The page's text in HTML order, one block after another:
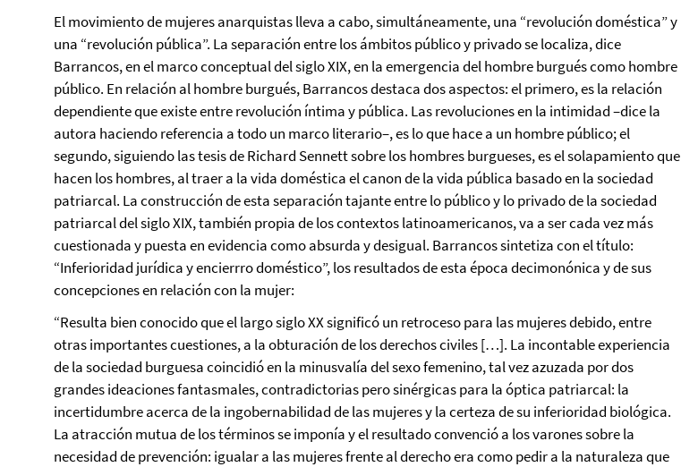
El movimiento de mujeres anarquistas lleva a cabo, simultáneamente, una “revolución doméstica” y
una “revolución pública”. La separación entre los ámbitos público y privado se localiza, dice
Barrancos, en el marco conceptual del siglo XIX, en la emergencia del hombre burgués como hombre
público. En relación al hombre burgués, Barrancos destaca dos aspectos: el primero, es la relación
dependiente que existe entre revolución íntima y pública. Las revoluciones en la intimidad –dice la
autora haciendo referencia a todo un marco literario–, es lo que hace a un hombre público; el
segundo, siguiendo las tesis de Richard Sennett sobre los hombres burgueses, es el solapamiento que
hacen los hombres, al traer a la vida doméstica el canon de la vida pública basado en la sociedad
patriarcal. La construcción de esta separación tajante entre lo público y lo privado de la sociedad
patriarcal del siglo XIX, también propia de los contextos latinoamericanos, va a ser cada vez más
cuestionada y puesta en evidencia como absurda y desigual. Barrancos sintetiza con el título:
“Inferioridad jurídica y encierrro doméstico”, los resultados de esta época decimonónica y de sus
concepciones en relación con la mujer:
“Resulta bien conocido que el largo siglo XX significó un retroceso para las mujeres debido, entre
otras importantes cuestiones, a la obturación de los derechos civiles […]. La incontable experiencia
de la sociedad burguesa coincidió en la minusvalía del sexo femenino, tal vez azuzada por dos
grandes ideaciones fantasmales, contradictorias pero sinérgicas para la óptica patriarcal: la
incertidumbre acerca de la ingobernabilidad de las mujeres y la certeza de su inferioridad biológica.
La atracción mutua de los términos se imponía y el resultado convenció a los varones sobre la
necesidad de prevención: igualar a las mujeres frente al derecho era como pedir a la naturaleza que